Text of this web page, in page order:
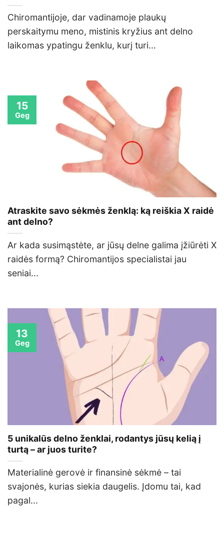
Chiromantijoje, dar vadinamoje plaukų
perskaitymu meno, mistinis kryžius ant delno
laikomas ypatingu ženklu, kurį turi...
Atraskite savo sėkmės ženklą: ką reiškia X raidė
ant delno?
Ar kada susimąstėte, ar jūsų delne galima įžiūrėti X
raidės formą? Chiromantijos specialistai jau
seniai...
15
Geg
5 unikalūs delno ženklai, rodantys jūsų kelią į
turtą – ar juos turite?
Materialinė gerovė ir finansinė sėkmė – tai
svajonės, kurias siekia daugelis. Įdomu tai, kad
pagal...
13
Geg